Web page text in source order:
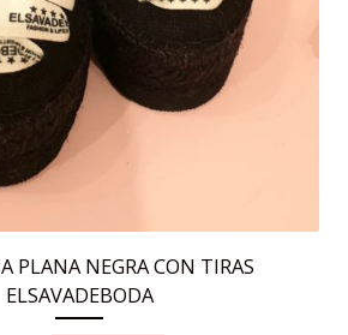
PLANA NEGRA CON TIRAS
ELSAVADEBODA